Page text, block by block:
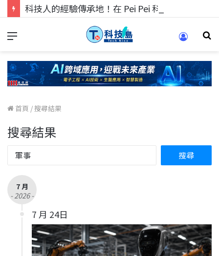
首頁 /搜尋結果
搜尋結果
7 月
- 2026 -
7 月 24日